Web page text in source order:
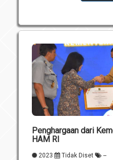
Penghargaan dari
HAM RI
2023 Tidak Diset --